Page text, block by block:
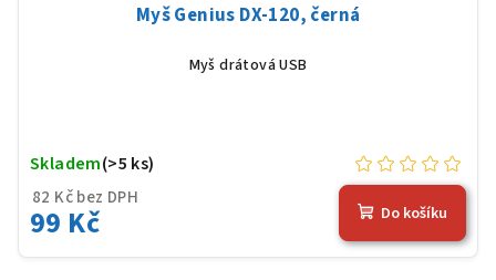
Myš Genius DX-120, černá
Myš drátová USB
82 Kč bez DPH
99 Kč
Skladem(>5 ks)
Do košíku